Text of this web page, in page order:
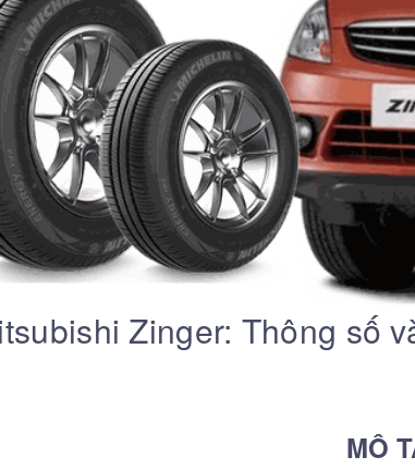
Zinger: Thông số
MÔ